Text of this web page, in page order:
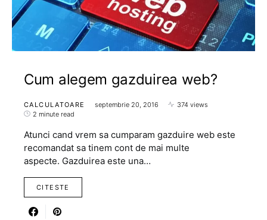
Cum alegem gazduirea web?
CALCULATOARE septembrie 20, 2016
374 views
2 minute read
Atunci cand vrem sa cumparam gazduire web este
recomandat sa tinem cont de mai multe
aspecte. Gazduirea este una…
CITESTE